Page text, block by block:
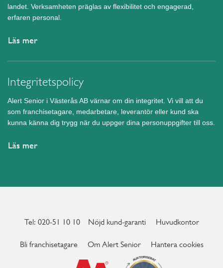
landet. Verksamheten präglas av flexibilitet och engagerad,
erfaren personal.
Läs mer
Integritetspolicy
Alert Senior i Västerås AB värnar om din integritet. Vi vill att du
som franchisetagare, medarbetare, leverantör eller kund ska
kunna känna dig trygg när du uppger dina personuppgifter till oss.
Läs mer
Tel: 020-51 10 10 Nöjd kund-garanti Huvudkontor
Bli franchisetagare Om Alert Senior Hantera cookies